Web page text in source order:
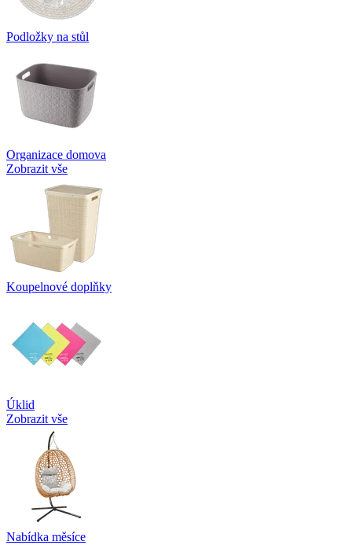
Podložky na stůl
Organizace domova
Zobrazit vše
Koupelnové doplňky
Úklid
Zobrazit vše
Nabídka měsíce